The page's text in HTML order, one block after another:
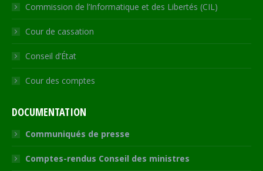
Commission de l’Informatique et des Libertés (CIL)
Cour de cassation
Conseil d’État
Cour des comptes
DOCUMENTATION
Communiqués de presse
Comptes-rendus Conseil des ministres